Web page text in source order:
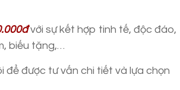
với sự kết hợp tinh tế, độc đáo,
biếu tặng,…
để được tư vấn chi tiết và lựa chọn